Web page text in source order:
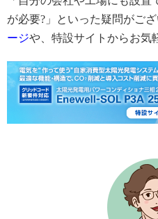
が必要?」といった疑問がござ
ージや、特設サイトからお気